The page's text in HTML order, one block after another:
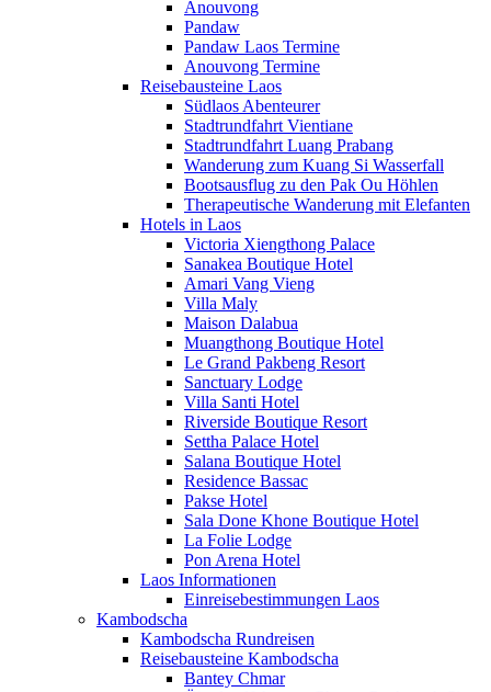
Anouvong
Pandaw
Pandaw Laos Termine
Anouvong Termine
Reisebausteine Laos
Südlaos Abenteurer
Stadtrundfahrt Vientiane
Stadtrundfahrt Luang Prabang
Wanderung zum Kuang Si Wasserfall
Bootsausflug zu den Pak Ou Höhlen
Therapeutische Wanderung mit Elefanten
Hotels in Laos
Victoria Xiengthong Palace
Sanakea Boutique Hotel
Amari Vang Vieng
Villa Maly
Maison Dalabua
Muangthong Boutique Hotel
Le Grand Pakbeng Resort
Sanctuary Lodge
Villa Santi Hotel
Riverside Boutique Resort
Settha Palace Hotel
Salana Boutique Hotel
Residence Bassac
Pakse Hotel
Sala Done Khone Boutique Hotel
La Folie Lodge
Pon Arena Hotel
Laos Informationen
Einreisebestimmungen Laos
Kambodscha
Kambodscha Rundreisen
Reisebausteine Kambodscha
Bantey Chmar